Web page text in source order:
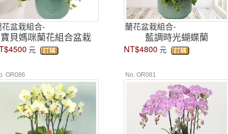
花盆栽組合-
寶貝媽咪蘭花組合盆栽
元
蘭花盆栽組合-
藍調時光蝴蝶蘭
NT$4800 元
OR086 No. OR081